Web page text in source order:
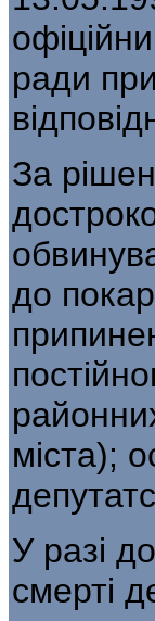
ради
За
до
міста);
У разі
смерті